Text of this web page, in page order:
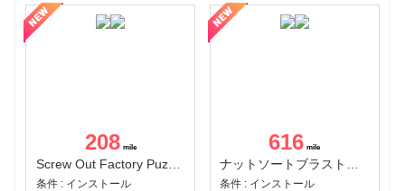
208
Screw Out Factory Puzzle 3D（経験値バーのマイルストーンを5にする（ユーザーレベル5に到達する））（Android）
条件 : インストール
616
条件 : インストール